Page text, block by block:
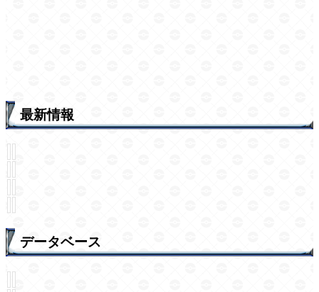
最新情報
データベース